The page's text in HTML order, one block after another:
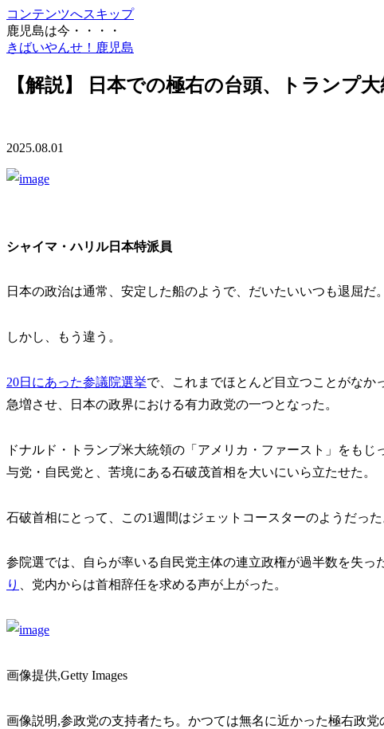
コンテンツへスキップ
鹿児島は今・・・・
きばいやんせ！鹿児島
【解説】 日本での極右の台頭、トランプ
2025.08.01
シャイマ・ハリル日本特派員
日本の政治は通常、安定した船のようで、だいたいいつも退屈だ。
しかし、もう違う。
20日にあった参議院選挙で、これまでほとんど目立つことがなか
急増させ、日本の政界における有力政党の一つとなった。
ドナルド・トランプ米大統領の「アメリカ・ファースト」をも
与党・自民党と、苦境にある石破茂首相を大いにいら立たせた。
石破首相にとって、この1週間はジェットコースターのようだった
参院選では、自らが率いる自民党主体の連立政権が過半数を失っ
り
、党内からは首相辞任を求める声が上がった。
画像提供,Getty Images
画像説明,参政党の支持者たち。かつては無名に近かった極右政